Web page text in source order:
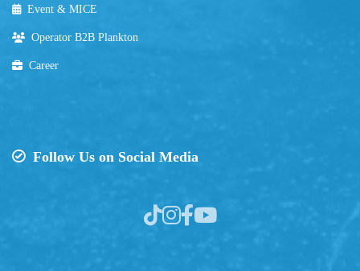
Event & MICE
Operator B2B Plankton
Career
Follow Us on Social Media